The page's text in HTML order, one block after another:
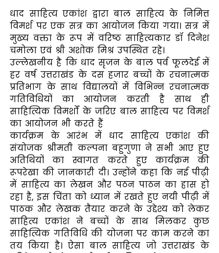
धाद साहित्य एकांश द्वारा बाल साहित्य के निमित्त
विमर्श पर एक सत्र का आयोजन किया गया। सत्र में
मुख्य वक्ता के रूप में वरिष्ठ साहित्यकार डॉ दिनेश
चमोला एवं श्री अशोक मिश्र उपस्थित रहे।
उल्लेखनीय है कि धाद सृजन के बाल पर्व फूलदेई में
हर वर्ष उत्तराखंड के दस हजार बच्चों के रचनात्मक
प्रतिभाग के साथ विद्यालयों में विभिन्न रचनात्मक
गतिविधियों का आयोजन करती है साथ ही
साहित्यिक विमर्शों के जरिए बाल साहित्य पर विमर्श
का आयोजन भी करते हैं
कार्यक्रम के आरंभ में धाद साहित्य एकांश की
संयोजक श्रीमती कल्पना बहुगुणा ने सभी आए हुए
अतिथियों का स्वागत करते हुए कार्यक्रम की
रूपरेखा की जानकारी दी। उन्होंने कहा कि नई पीढ़ी
में साहित्य का लेखन और पठन पाठन का ह्रास हो
रहा है, इस चिंता को ध्यान में रखते हुए नयी पीढ़ी में
पाठक और लेखक तैयार करने के उद्देश्य को लेकर
साहित्य एकांश ने बच्चों के साथ मिलकर कुछ
साहित्यिक गतिविधि की योजना पर काम करने का
तय किया है। ऐसा बाल साहित्य जो उत्तराखंड के